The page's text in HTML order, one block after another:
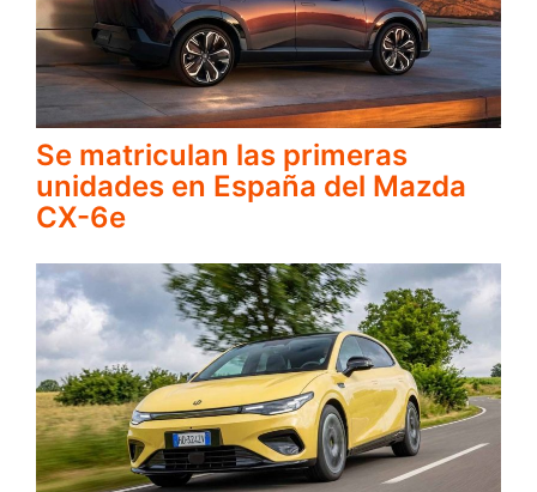
Se matriculan las primeras
unidades en España del Mazda
CX-6e